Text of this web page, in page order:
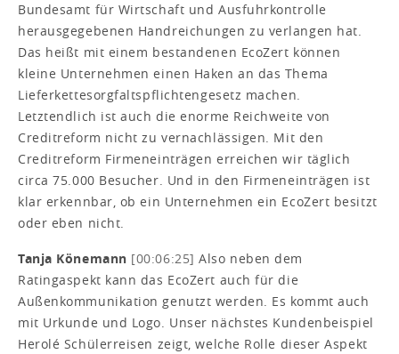
Bundesamt für Wirtschaft und Ausfuhrkontrolle
herausgegebenen Handreichungen zu verlangen hat.
Das heißt mit einem bestandenen EcoZert können
kleine Unternehmen einen Haken an das Thema
Lieferkettesorgfaltspflichtengesetz machen.
Letztendlich ist auch die enorme Reichweite von
Creditreform nicht zu vernachlässigen. Mit den
Creditreform Firmeneinträgen erreichen wir täglich
circa 75.000 Besucher. Und in den Firmeneinträgen ist
klar erkennbar, ob ein Unternehmen ein EcoZert besitzt
oder eben nicht.
Tanja Könemann [00:06:25]Also neben dem
Ratingaspekt kann das EcoZert auch für die
Außenkommunikation genutzt werden. Es kommt auch
mit Urkunde und Logo. Unser nächstes Kundenbeispiel
Herolé Schülerreisen zeigt, welche Rolle dieser Aspekt